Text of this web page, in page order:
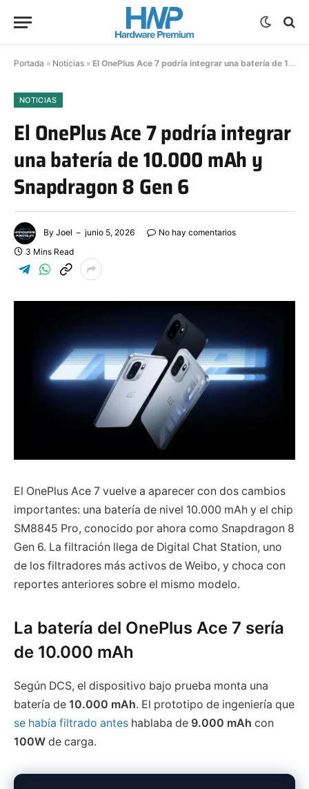
Portada » Noticias » El OnePlus Ace 7 podría integrar una batería de 10.000 mAh y Snapdragon 8 Gen 6
NOTICIAS
El OnePlus Ace 7 podría integrar
una batería de 10.000 mAh y
Snapdragon 8 Gen 6
By Joel junio 5, 2026
No hay comentarios
3 Mins Read
El OnePlus Ace 7 vuelve a aparecer con dos cambios
importantes: una batería de nivel 10.000 mAh y el chip
SM8845 Pro, conocido por ahora como Snapdragon 8
Gen 6. La filtración llega de Digital Chat Station, uno
de los filtradores más activos de Weibo, y choca con
reportes anteriores sobre el mismo modelo.
La batería del OnePlus Ace 7 sería
de 10.000 mAh
Según DCS, el dispositivo bajo prueba monta una
batería de 10.000 mAh. El prototipo de ingeniería que
se había filtrado antes hablaba de 9.000 mAh con
100W de carga.